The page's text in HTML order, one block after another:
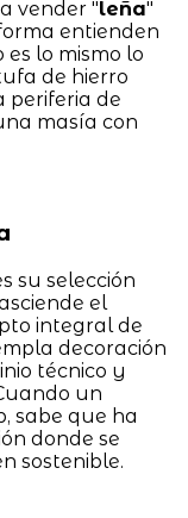
vender "leña"
entienden
lo mismo lo
de hierro
periferia de
masía con
su selección
el
integral de
decoración
técnico y
un
sabe que ha
donde se
sostenible.